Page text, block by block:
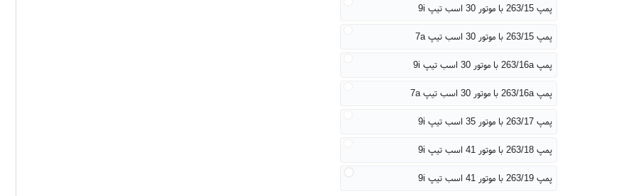
پمپ 263/15 با موتور 30 اسب تیپ 9i
پمپ 263/15 با موتور 30 اسب تیپ 7a
پمپ 263/16a با موتور 30 اسب تیپ 9i
پمپ 263/16a با موتور 30 اسب تیپ 7a
پمپ 263/17 با موتور 35 اسب تیپ 9i
پمپ 263/18 با موتور 41 اسب تیپ 9i
پمپ 263/19 با موتور 41 اسب تیپ 9i